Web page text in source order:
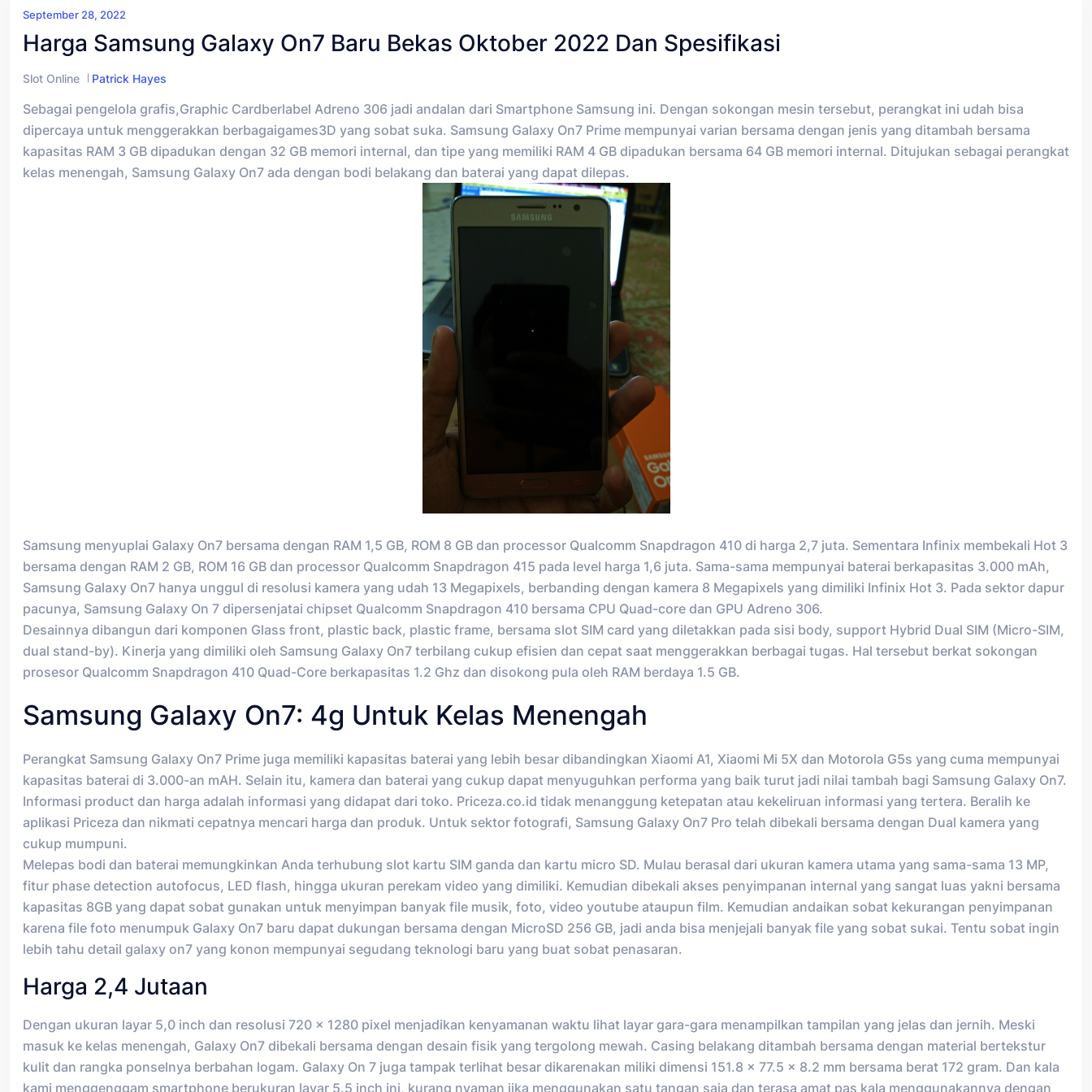
September 28, 2022
Harga Samsung Galaxy On7 Baru Bekas Oktober 2022 Dan Spesifikasi
Slot Online Patrick Hayes
Sebagai pengelola grafis,Graphic Cardberlabel Adreno 306 jadi andalan dari Smartphone Samsung ini. Dengan sokongan mesin tersebut, perangkat ini udah bisa
dipercaya untuk menggerakkan berbagaigames3D yang sobat suka. Samsung Galaxy On7 Prime mempunyai varian bersama dengan jenis yang ditambah bersama
kapasitas RAM 3 GB dipadukan dengan 32 GB memori internal, dan tipe yang memiliki RAM 4 GB dipadukan bersama 64 GB memori internal. Ditujukan sebagai perangkat
kelas menengah, Samsung Galaxy On7 ada dengan bodi belakang dan baterai yang dapat dilepas.
Samsung menyuplai Galaxy On7 bersama dengan RAM 1,5 GB, ROM 8 GB dan processor Qualcomm Snapdragon 410 di harga 2,7 juta. Sementara Infinix membekali Hot 3
bersama dengan RAM 2 GB, ROM 16 GB dan processor Qualcomm Snapdragon 415 pada level harga 1,6 juta. Sama-sama mempunyai baterai berkapasitas 3.000 mAh,
Samsung Galaxy On7 hanya unggul di resolusi kamera yang udah 13 Megapixels, berbanding dengan kamera 8 Megapixels yang dimiliki Infinix Hot 3. Pada sektor dapur
pacunya, Samsung Galaxy On 7 dipersenjatai chipset Qualcomm Snapdragon 410 bersama CPU Quad-core dan GPU Adreno 306.
Desainnya dibangun dari komponen Glass front, plastic back, plastic frame, bersama slot SIM card yang diletakkan pada sisi body, support Hybrid Dual SIM (Micro-SIM,
dual stand-by). Kinerja yang dimiliki oleh Samsung Galaxy On7 terbilang cukup efisien dan cepat saat menggerakkan berbagai tugas. Hal tersebut berkat sokongan
prosesor Qualcomm Snapdragon 410 Quad-Core berkapasitas 1.2 Ghz dan disokong pula oleh RAM berdaya 1.5 GB.
Samsung Galaxy On7: 4g Untuk Kelas Menengah
Perangkat Samsung Galaxy On7 Prime juga memiliki kapasitas baterai yang lebih besar dibandingkan Xiaomi A1, Xiaomi Mi 5X dan Motorola G5s yang cuma mempunyai
kapasitas baterai di 3.000-an mAH. Selain itu, kamera dan baterai yang cukup dapat menyuguhkan performa yang baik turut jadi nilai tambah bagi Samsung Galaxy On7.
Informasi product dan harga adalah informasi yang didapat dari toko. Priceza.co.id tidak menanggung ketepatan atau kekeliruan informasi yang tertera. Beralih ke
aplikasi Priceza dan nikmati cepatnya mencari harga dan produk. Untuk sektor fotografi, Samsung Galaxy On7 Pro telah dibekali bersama dengan Dual kamera yang
cukup mumpuni.
Melepas bodi dan baterai memungkinkan Anda terhubung slot kartu SIM ganda dan kartu micro SD. Mulau berasal dari ukuran kamera utama yang sama-sama 13 MP,
fitur phase detection autofocus, LED flash, hingga ukuran perekam video yang dimiliki. Kemudian dibekali akses penyimpanan internal yang sangat luas yakni bersama
kapasitas 8GB yang dapat sobat gunakan untuk menyimpan banyak file musik, foto, video youtube ataupun film. Kemudian andaikan sobat kekurangan penyimpanan
karena file foto menumpuk Galaxy On7 baru dapat dukungan bersama dengan MicroSD 256 GB, jadi anda bisa menjejali banyak file yang sobat sukai. Tentu sobat ingin
lebih tahu detail galaxy on7 yang konon mempunyai segudang teknologi baru yang buat sobat penasaran.
Harga 2,4 Jutaan
Dengan ukuran layar 5,0 inch dan resolusi 720 x 1280 pixel menjadikan kenyamanan waktu lihat layar gara-gara menampilkan tampilan yang jelas dan jernih. Meski
masuk ke kelas menengah, Galaxy On7 dibekali bersama dengan desain fisik yang tergolong mewah. Casing belakang ditambah bersama dengan material bertekstur
kulit dan rangka ponselnya berbahan logam. Galaxy On 7 juga tampak terlihat besar dikarenakan miliki dimensi 151.8 x 77.5 x 8.2 mm bersama berat 172 gram. Dan kala
kami menggenggam smartphone berukuran layar 5.5 inch ini, kurang nyaman jika menggunakan satu tangan saja dan terasa amat pas kala menggunakannya dengan